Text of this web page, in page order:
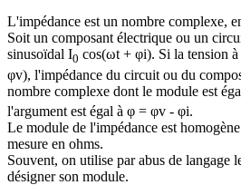
L'impédance est un nombre complexe,
Soit un composant électrique ou un
sinusoïdal I0 cos(ωt + φi). Si la tension à
φv), l'impédance du circuit ou du
nombre complexe dont le module est
l'argument est égal à φ = φv - φi.
Le module de l'impédance est
mesure en ohms.
Souvent, on utilise par abus de langage
désigner son module.